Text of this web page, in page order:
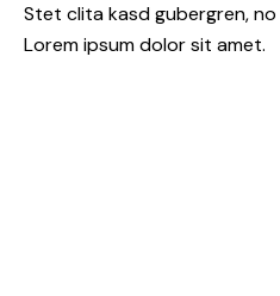
Stet clita kasd gubergren,
Lorem ipsum dolor sit amet.